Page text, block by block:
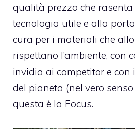
qualità prezzo che rasenta
tecnologia utile e alla
cura per i materiali che
rispettano l’ambiente, con
invidia ai competitor e con
del pianeta (nel vero
questa è la Focus.